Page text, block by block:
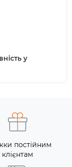
у
постійним
клієнтам